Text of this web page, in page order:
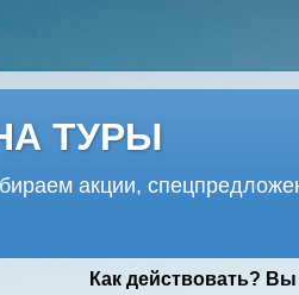
ТУРЫ
акции,
Как действовать?